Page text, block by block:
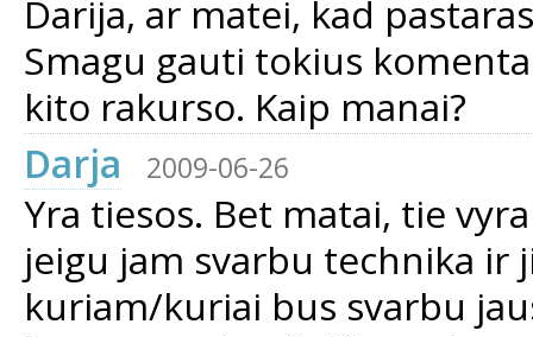
Darija, ar matei, kad
Smagu gauti tokius
kito rakurso. Kaip manai?
Darja
2009-06-26
Yra tiesos. Bet matai, tie
jeigu jam svarbu technika ir
kuriam/kuriai bus svarbu